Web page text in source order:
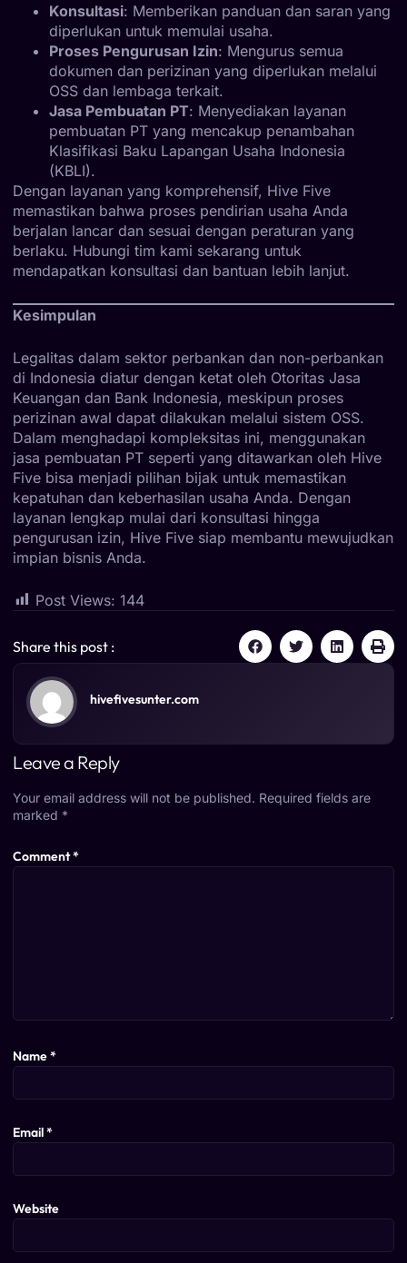
Konsultasi: Memberikan panduan dan saran yang
diperlukan untuk memulai usaha.
Proses Pengurusan Izin: Mengurus semua
dokumen dan perizinan yang diperlukan melalui
OSS dan lembaga terkait.
Jasa Pembuatan PT: Menyediakan layanan
pembuatan PT yang mencakup penambahan
Klasifikasi Baku Lapangan Usaha Indonesia
(KBLI).
Dengan layanan yang komprehensif, Hive Five
memastikan bahwa proses pendirian usaha Anda
berjalan lancar dan sesuai dengan peraturan yang
berlaku. Hubungi tim kami sekarang untuk
mendapatkan konsultasi dan bantuan lebih lanjut.
Kesimpulan
Legalitas dalam sektor perbankan dan non-perbankan
di Indonesia diatur dengan ketat oleh Otoritas Jasa
Keuangan dan Bank Indonesia, meskipun proses
perizinan awal dapat dilakukan melalui sistem OSS.
Dalam menghadapi kompleksitas ini, menggunakan
jasa pembuatan PT seperti yang ditawarkan oleh Hive
Five bisa menjadi pilihan bijak untuk memastikan
kepatuhan dan keberhasilan usaha Anda. Dengan
layanan lengkap mulai dari konsultasi hingga
pengurusan izin, Hive Five siap membantu mewujudkan
impian bisnis Anda.
Post Views: 144
Share this post :
hivefivesunter.com
Leave a Reply
Your email address will not be published. Required fields are
marked *
Comment*
Name*
Email*
Website